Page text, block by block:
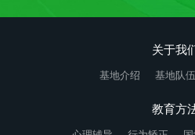
关于我
基地介绍 基地队伍
教育方